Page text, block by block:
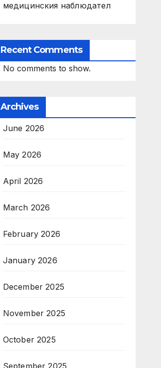
медицинския наблюдател
Recent Comments
No comments to show.
Archives
June 2026
May 2026
April 2026
March 2026
February 2026
January 2026
December 2025
November 2025
October 2025
September 2025